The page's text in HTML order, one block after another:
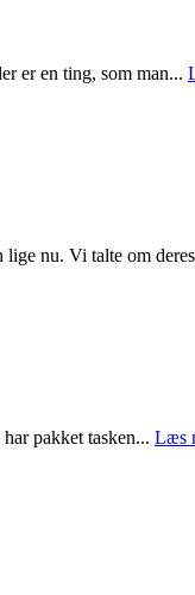
er en ting, som man...
nu. Vi talte om
pakket tasken... Læs